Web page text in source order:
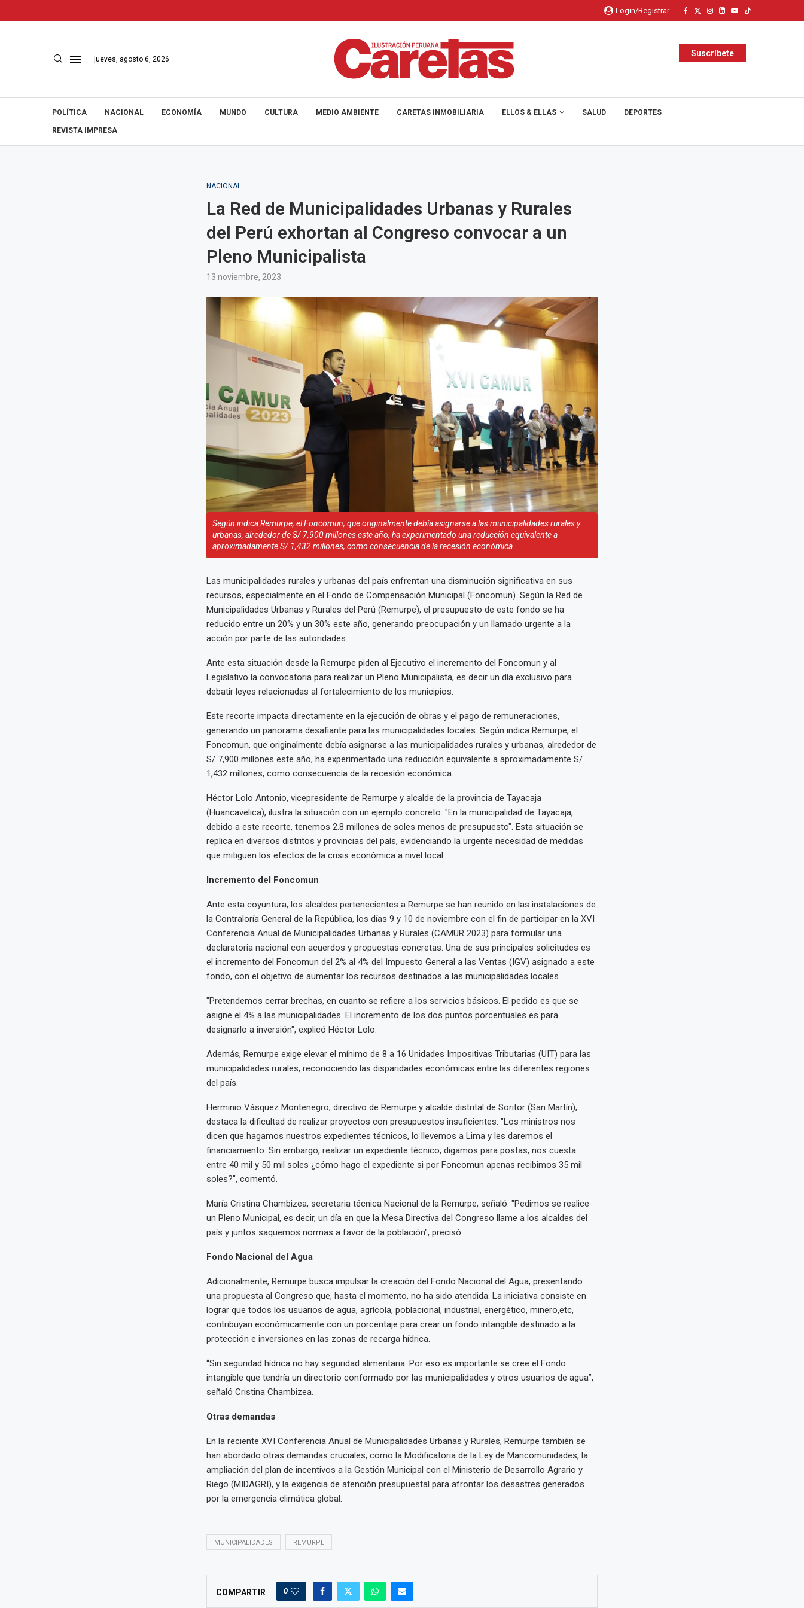
Login/Registrar
jueves, agosto 6, 2026
Suscríbete
POLÍTICA NACIONAL ECONOMÍA MUNDO CULTURA MEDIO AMBIENTE CARETAS INMOBILIARIA ELLOS & ELLAS SALUD DEPORTES
REVISTA IMPRESA
NACIONAL
La Red de Municipalidades Urbanas y Rurales
del Perú exhortan al Congreso convocar a un
Pleno Municipalista
13 noviembre, 2023
Según indica Remurpe, el Foncomun, que originalmente debía asignarse a las municipalidades rurales y
urbanas, alrededor de S/ 7,900 millones este año, ha experimentado una reducción equivalente a
aproximadamente S/ 1,432 millones, como consecuencia de la recesión económica.
Las municipalidades rurales y urbanas del país enfrentan una disminución significativa en sus
recursos, especialmente en el Fondo de Compensación Municipal (Foncomun). Según la Red de
Municipalidades Urbanas y Rurales del Perú (Remurpe), el presupuesto de este fondo se ha
reducido entre un 20% y un 30% este año, generando preocupación y un llamado urgente a la
acción por parte de las autoridades.
Ante esta situación desde la Remurpe piden al Ejecutivo el incremento del Foncomun y al
Legislativo la convocatoria para realizar un Pleno Municipalista, es decir un día exclusivo para
debatir leyes relacionadas al fortalecimiento de los municipios.
Este recorte impacta directamente en la ejecución de obras y el pago de remuneraciones,
generando un panorama desafiante para las municipalidades locales. Según indica Remurpe, el
Foncomun, que originalmente debía asignarse a las municipalidades rurales y urbanas, alrededor de
S/ 7,900 millones este año, ha experimentado una reducción equivalente a aproximadamente S/
1,432 millones, como consecuencia de la recesión económica.
Héctor Lolo Antonio, vicepresidente de Remurpe y alcalde de la provincia de Tayacaja
(Huancavelica), ilustra la situación con un ejemplo concreto: "En la municipalidad de Tayacaja,
debido a este recorte, tenemos 2.8 millones de soles menos de presupuesto". Esta situación se
replica en diversos distritos y provincias del país, evidenciando la urgente necesidad de medidas
que mitiguen los efectos de la crisis económica a nivel local.
Incremento del Foncomun
Ante esta coyuntura, los alcaldes pertenecientes a Remurpe se han reunido en las instalaciones de
la Contraloría General de la República, los días 9 y 10 de noviembre con el fin de participar en la XVI
Conferencia Anual de Municipalidades Urbanas y Rurales (CAMUR 2023) para formular una
declaratoria nacional con acuerdos y propuestas concretas. Una de sus principales solicitudes es
el incremento del Foncomun del 2% al 4% del Impuesto General a las Ventas (IGV) asignado a este
fondo, con el objetivo de aumentar los recursos destinados a las municipalidades locales.
"Pretendemos cerrar brechas, en cuanto se refiere a los servicios básicos. El pedido es que se
asigne el 4% a las municipalidades. El incremento de los dos puntos porcentuales es para
designarlo a inversión", explicó Héctor Lolo.
Además, Remurpe exige elevar el mínimo de 8 a 16 Unidades Impositivas Tributarias (UIT) para las
municipalidades rurales, reconociendo las disparidades económicas entre las diferentes regiones
del país.
Herminio Vásquez Montenegro, directivo de Remurpe y alcalde distrital de Soritor (San Martín),
destaca la dificultad de realizar proyectos con presupuestos insuficientes. "Los ministros nos
dicen que hagamos nuestros expedientes técnicos, lo llevemos a Lima y les daremos el
financiamiento. Sin embargo, realizar un expediente técnico, digamos para postas, nos cuesta
entre 40 mil y 50 mil soles ¿cómo hago el expediente si por Foncomun apenas recibimos 35 mil
soles?", comentó.
María Cristina Chambizea, secretaria técnica Nacional de la Remurpe, señaló: "Pedimos se realice
un Pleno Municipal, es decir, un día en que la Mesa Directiva del Congreso llame a los alcaldes del
país y juntos saquemos normas a favor de la población", precisó.
Fondo Nacional del Agua
Adicionalmente, Remurpe busca impulsar la creación del Fondo Nacional del Agua, presentando
una propuesta al Congreso que, hasta el momento, no ha sido atendida. La iniciativa consiste en
lograr que todos los usuarios de agua, agrícola, poblacional, industrial, energético, minero,etc,
contribuyan económicamente con un porcentaje para crear un fondo intangible destinado a la
protección e inversiones en las zonas de recarga hídrica.
“Sin seguridad hídrica no hay seguridad alimentaria. Por eso es importante se cree el Fondo
intangible que tendría un directorio conformado por las municipalidades y otros usuarios de agua”,
señaló Cristina Chambizea.
Otras demandas
En la reciente XVI Conferencia Anual de Municipalidades Urbanas y Rurales, Remurpe también se
han abordado otras demandas cruciales, como la Modificatoria de la Ley de Mancomunidades, la
ampliación del plan de incentivos a la Gestión Municipal con el Ministerio de Desarrollo Agrario y
Riego (MIDAGRI), y la exigencia de atención presupuestal para afrontar los desastres generados
por la emergencia climática global.
MUNICIPALIDADES REMURPE
COMPARTIR 0